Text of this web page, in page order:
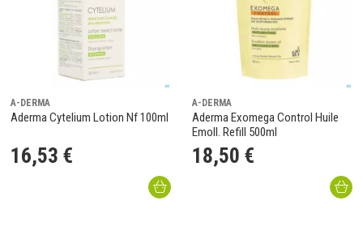
A-DERMA
Aderma Cytelium Lotion Nf 100ml
16,53 €
A-DERMA
Aderma Exomega Control Huile
Emoll. Refill 500ml
18,50 €